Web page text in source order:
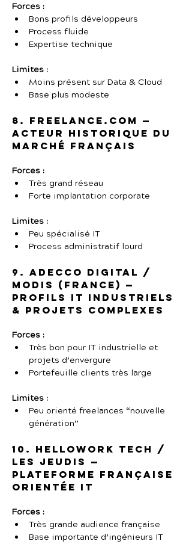
Forces :
Bons profils développeurs
Process fluide
Expertise technique
Limites :
Moins présent sur Data & Cloud
Base plus modeste
8. Freelance.com —
Acteur historique du
marché français
Forces :
Très grand réseau
Forte implantation corporate
Limites :
Peu spécialisé IT
Process administratif lourd
9. Adecco Digital /
Modis (France) —
Profils IT industriels
& projets complexes
Forces :
Très bon pour IT industrielle et
projets d’envergure
Portefeuille clients très large
Limites :
Peu orienté freelances “nouvelle
génération”
10. HelloWork Tech /
Les Jeudis —
Plateforme française
orientée IT
Forces :
Très grande audience française
Base importante d’ingénieurs IT